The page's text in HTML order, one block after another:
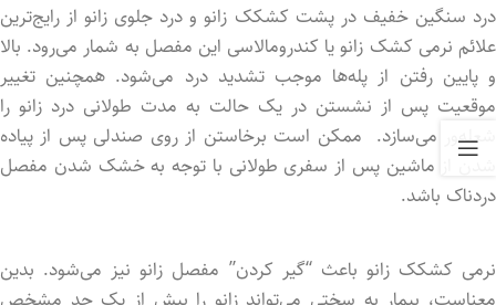
درد سنگین خفیف در پشت کشکک زانو و درد جلوی زانو از رایج‌ترین
علائم نرمی کشک زانو یا کندرومالاسی این مفصل به شمار می‌رود. بالا
و پایین رفتن از پله‌ها موجب تشدید درد می‌شود. همچنین تغییر
موقعیت پس از نشستن در یک حالت به مدت طولانی درد زانو را
شعله‌ور می‌سازد. ممکن است برخاستن از روی صندلی پس از پیاده
شدن از ماشین پس از سفری طولانی با توجه به خشک شدن مفصل
دردناک باشد.
نرمی کشکک زانو باعث “گیر کردن” مفصل زانو نیز می‌شود. بدین
معناست، بیمار به سختی می‌تواند زانو را بیش از یک حد مشخص